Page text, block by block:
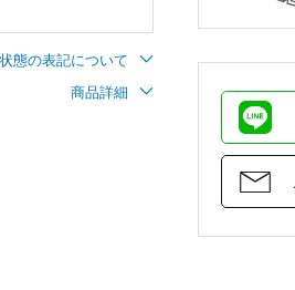
態の表記について
商品詳細